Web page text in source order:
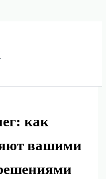
как
вашими